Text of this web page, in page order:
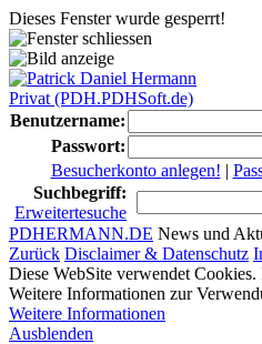
Dieses Fenster wurde gesperrt!
Benutzername:
Passwort:
Besucherkonto anlegen! |
Suchbegriff:
Erweitertesuche
PDHERMANN.DE News und
Zurück Disclaimer & Datenschutz
Diese WebSite verwendet
Weitere Informationen zur
Weitere Informationen
Ausblenden